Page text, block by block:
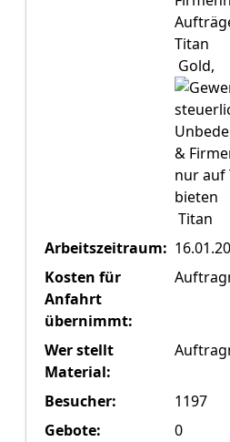
Gold,
Titan
Arbeitszeitraum:
Kosten für
Anfahrt
übernimmt:
Wer stellt
Material:
Besucher:
1197
Gebote:
0